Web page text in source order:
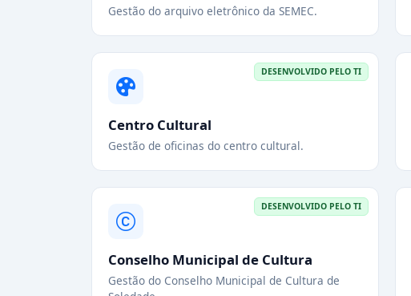
Gestão do arquivo eletrônico da SEMEC.
DESENVOLVIDO PELO TI
Centro Cultural
Gestão de oficinas do centro cultural.
DESENVOLVIDO PELO TI
Conselho Municipal de Cultura
Gestão do Conselho Municipal de Cultura de